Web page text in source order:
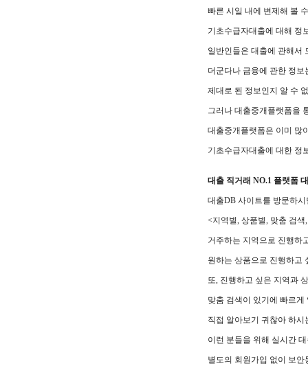
빠른 시일 내에 변제해 볼
기초수급자대출에 대해 정
일반인들은 대출에 관해서
더군다나 금융에 관한 정
제대로 된 정보인지 알 수
그러나 대출중개플랫폼을
대출중개플랫폼은 이미 많
기초수급자대출에 대한 정
대출 직거래 NO.1 플랫폼
대출DB 사이트를 방문하
<지역별, 상품별, 맞춤 검
거주하는 지역으로 진행하
원하는 상품으로 진행하고
또, 진행하고 싶은 지역과
맞춤 검색이 있기에 빠르게
직접 알아보기 귀찮아 하시
이런 분들을 위해 실시간
별도의 회원가입 없이 보안